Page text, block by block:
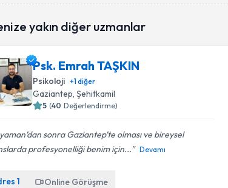
yakın diğer uzmanlar
Psk. Emrah TAŞKIN
Psikoloji +1diğer
Gaziantep , Şehitkamil
5 (40 Değerlendirme)
sonra Gaziantep’te olması ve bireysel
profesyonelliği benim için...
Devamı
1 Online Görüşme